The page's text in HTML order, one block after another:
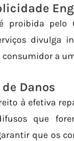
proibida pelo
divulga
a
Danos
à efetiva
que
que os